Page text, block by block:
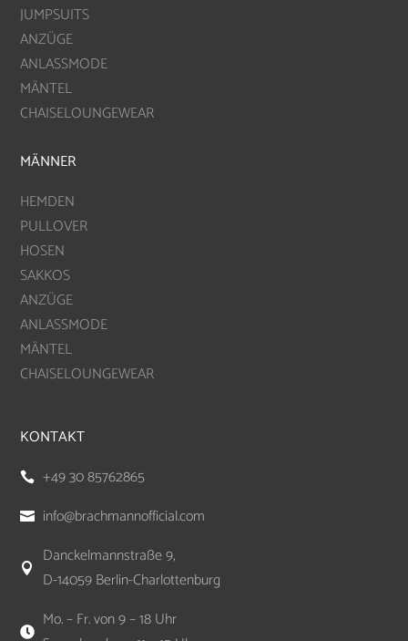
JUMPSUITS
ANZÜGE
ANLASSMODE
MÄNTEL
CHAISELOUNGEWEAR
MÄNNER
HEMDEN
PULLOVER
HOSEN
SAKKOS
ANZÜGE
ANLASSMODE
MÄNTEL
CHAISELOUNGEWEAR
KONTAKT
 +49 30 85762865
 info@brachmannofficial.com

Danckelmannstraße 9,
D-14059 Berlin-Charlottenburg

Mo. – Fr. von 9 – 18 Uhr